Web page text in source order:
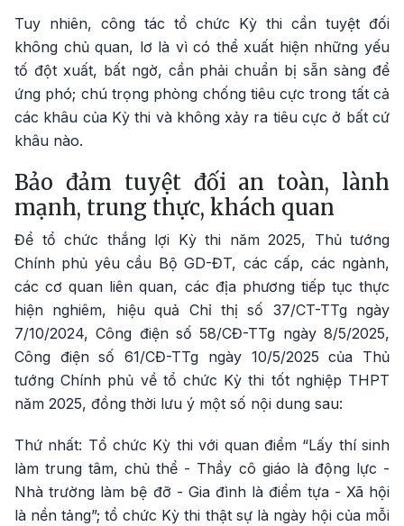
Tuy nhiên, công tác tổ chức Kỳ thi cần tuyệt đối
không chủ quan, lơ là vì có thể xuất hiện những yếu
tố đột xuất, bất ngờ, cần phải chuẩn bị sẵn sàng để
ứng phó; chú trọng phòng chống tiêu cực trong tất cả
các khâu của Kỳ thi và không xảy ra tiêu cực ở bất cứ
khâu nào.
Bảo đảm tuyệt đối an toàn, lành
mạnh, trung thực, khách quan
Để tổ chức thắng lợi Kỳ thi năm 2025, Thủ tướng
Chính phủ yêu cầu Bộ GD-ĐT, các cấp, các ngành,
các cơ quan liên quan, các địa phương tiếp tục thực
hiện nghiêm, hiệu quả Chỉ thị số 37/CT-TTg ngày
7/10/2024, Công điện số 58/CĐ-TTg ngày 8/5/2025,
Công điện số 61/CĐ-TTg ngày 10/5/2025 của Thủ
tướng Chính phủ về tổ chức Kỳ thi tốt nghiệp THPT
năm 2025, đồng thời lưu ý một số nội dung sau:
Thứ nhất: Tổ chức Kỳ thi với quan điểm “Lấy thí sinh
làm trung tâm, chủ thể - Thầy cô giáo là động lực -
Nhà trường làm bệ đỡ - Gia đình là điểm tựa - Xã hội
là nền tảng”; tổ chức Kỳ thi thật sự là ngày hội của mỗi